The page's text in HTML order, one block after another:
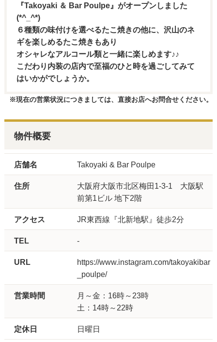
『Takoyaki ＆ Bar Poulpe』がオープンしました
(*^_^*)
６種類の味付けを選べるたこ焼きの他に、沢山のネ
ギを楽しめるたこ焼きもあり
オシャレなアルコール類と一緒に楽しめます♪♪
こだわり内装の店内で至福のひと時を過ごしてみて
はいかがでしょうか。
※現在の営業状況につきましては、直接お店へお問合せください。
物件概要
店舗名 Takoyaki & Bar Poulpe
住所
大阪府大阪市北区梅田1-3-1 大阪駅
前第1ビル 地下2階
アクセス JR東西線『北新地駅』徒歩2分
TEL -
URL
https://www.instagram.com/takoyakibar
_poulpe/
営業時間
月～金：16時～23時
土：14時～22時
定休日 日曜日